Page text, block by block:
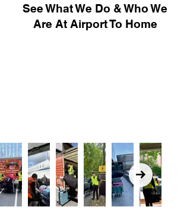
See What We Do & Who We
Are At Airport To Home